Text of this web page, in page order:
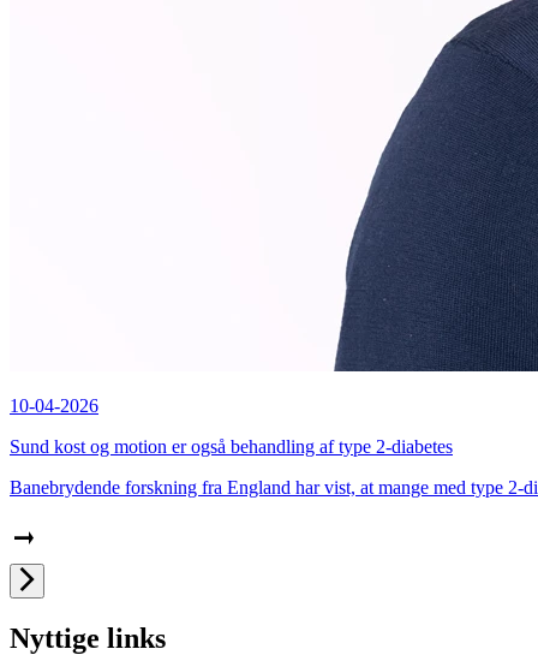
10-04-2026
Sund kost og motion er også behandling af type 2-diabetes
Banebrydende forskning fra England har vist, at mange med type
Nyttige links